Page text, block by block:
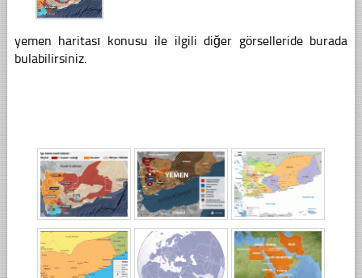
yemen haritası konusu ile ilgili diğer görselleride burada
bulabilirsiniz.